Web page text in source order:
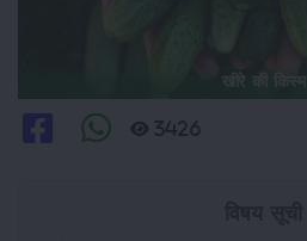
खीरे की किस्म
3426